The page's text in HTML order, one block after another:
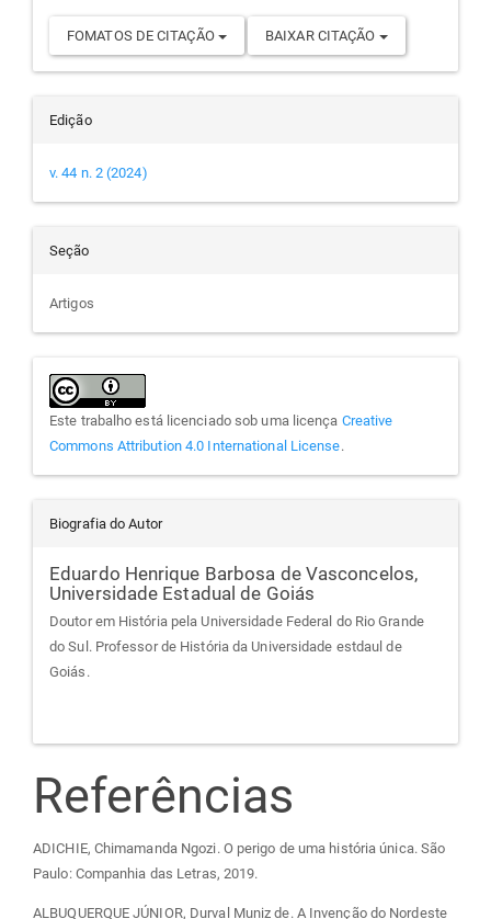
FOMATOS DE CITAÇÃO BAIXAR CITAÇÃO
Edição
v. 44 n. 2 (2024)
Seção
Artigos
Este trabalho está licenciado sob uma licença Creative
Commons Attribution 4.0 International License.
Biografia do Autor
Eduardo Henrique Barbosa de Vasconcelos,
Universidade Estadual de Goiás
Doutor em História pela Universidade Federal do Rio Grande
do Sul. Professor de História da Universidade estdaul de
Goiás.
Referências
ADICHIE, Chimamanda Ngozi. O perigo de uma história única. São
Paulo: Companhia das Letras, 2019.
ALBUQUERQUE JÚNIOR, Durval Muniz de. A Invenção do Nordeste